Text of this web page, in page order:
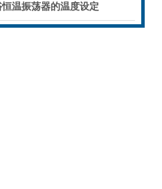
温振荡器的温度设定